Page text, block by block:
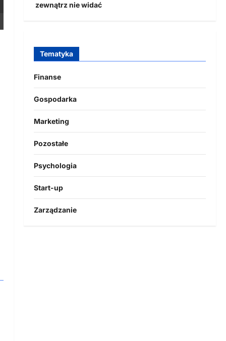
zewnątrz nie widać
Tematyka
Finanse
Gospodarka
Marketing
Pozostałe
Psychologia
Start-up
Zarządzanie